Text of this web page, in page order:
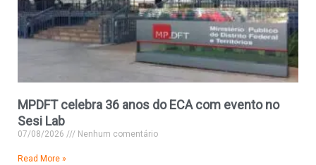
MPDFT celebra 36 anos do ECA com evento no
Sesi Lab
07/08/2026 Nenhum comentário
Read More »